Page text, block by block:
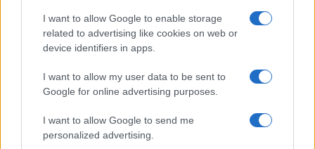
I want to allow Google to enable storage
related to advertising like cookies on web or
device identifiers in apps.
I want to allow my user data to be sent to
Google for online advertising purposes.
I want to allow Google to send me
personalized advertising.
Calangianus, dopo le polemiche il centro
accoglienza minori chiude
Olbia, divieto di sosta contro spaccio e degrado: